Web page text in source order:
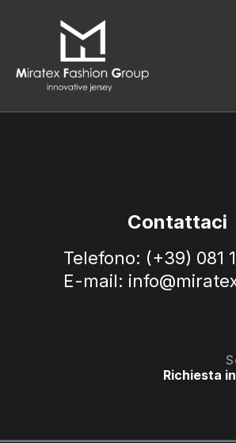
Contattaci
Telefono: (+39) 081
E-mail:
Richiesta